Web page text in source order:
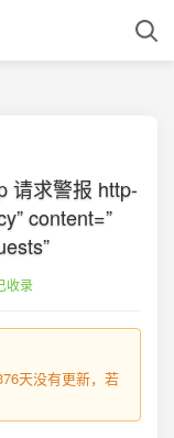
请求警报 http-
content=”
收录
天没有更新，若